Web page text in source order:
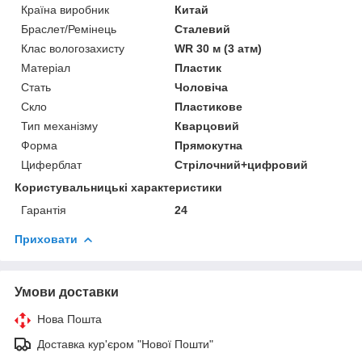
Країна виробник
Китай
Браслет/Ремінець
Сталевий
Клас вологозахисту
WR 30 м (3 атм)
Матеріал
Пластик
Стать
Чоловіча
Скло
Пластикове
Тип механізму
Кварцовий
Форма
Прямокутна
Циферблат
Стрілочний+цифровий
Користувальницькі характеристики
Гарантія
24
Приховати
Умови доставки
Нова Пошта
Доставка кур'єром "Нової Пошти"